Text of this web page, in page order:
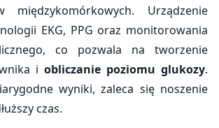
międzykomórkowych. Urządzenie
EKG, PPG oraz monitorowania
co pozwala na tworzenie
i obliczanie poziomu glukozy.
wyniki, zaleca się noszenie
czas.